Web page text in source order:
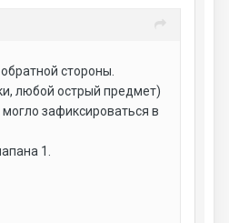
стороны.
любой острый предмет)
зафиксироваться в
1.